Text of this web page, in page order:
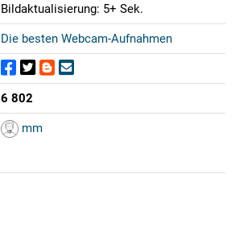
Bildaktualisierung: 5+ Sek.
Die besten Webcam-Aufnahmen
6 802
mm